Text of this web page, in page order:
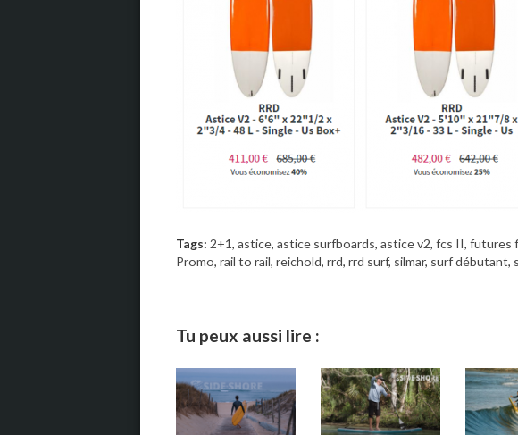
Tags: 2+1, astice, astice surfboards, astice v2, fcs II, futures
Promo, rail to rail, reichold, rrd, rrd surf, silmar, surf débutant,
Tu peux aussi lire :